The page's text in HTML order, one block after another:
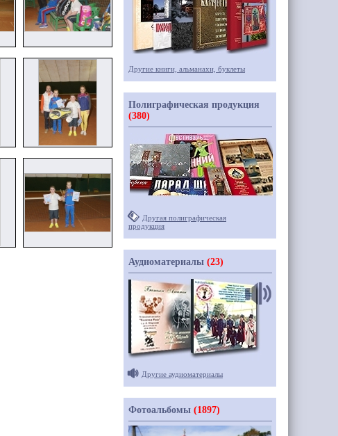
Другие книги, альманахи, буклеты
Полиграфическая продукция
(380)
Другая полиграфическая
продукция
Аудиоматериалы (23)
Другие аудиоматериалы
Фотоальбомы (1897)